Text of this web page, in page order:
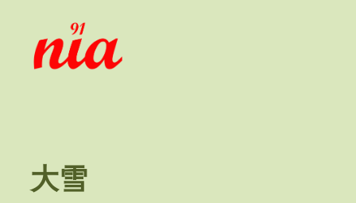
大雪